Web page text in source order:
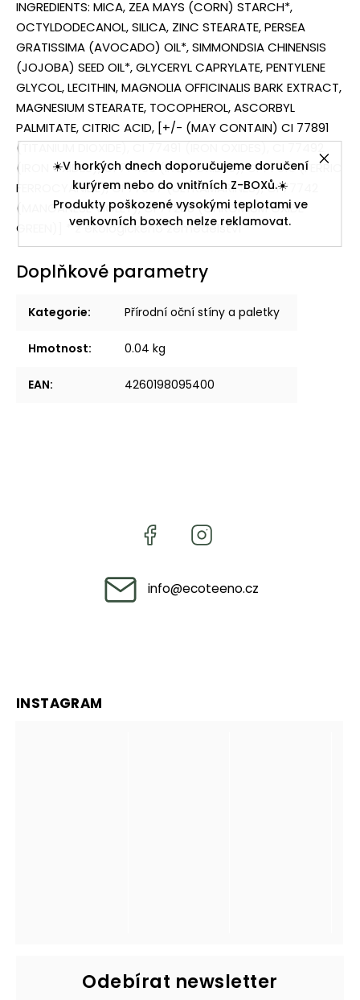
☀️V horkých dnech doporučujeme doručení
kurýrem nebo do vnitřních Z-BOXů.☀️
Produkty poškozené vysokými teplotami ve
venkovních boxech nelze reklamovat.
INGREDIENTS: MICA, ZEA MAYS (CORN) STARCH*,
OCTYLDODECANOL, SILICA, ZINC STEARATE, PERSEA
GRATISSIMA (AVOCADO) OIL*, SIMMONDSIA CHINENSIS
(JOJOBA) SEED OIL*, GLYCERYL CAPRYLATE, PENTYLENE
GLYCOL, LECITHIN, MAGNOLIA OFFICINALIS BARK EXTRACT,
MAGNESIUM STEARATE, TOCOPHEROL, ASCORBYL
PALMITATE, CITRIC ACID, [+/- (MAY CONTAIN) CI 77891
(TITANIUM DIOXIDE), CI 77491 (IRON OXIDES), CI 77492
(IRON OXIDES), CI 77499 (IRON OXIDES), CI 77510 (FERRIC
FERROCYANIDE), CI 77007 (ULTRAMARINES), CI 77742
(MANGANESE VIOLET), CI 77288 (CHROMIUM OXIDE
GREEN)] * z ekologického zemědělství
Doplňkové parametry
Kategorie: Přírodní oční stíny a paletky
Hmotnost: 0.04 kg
EAN: 4260198095400
info@ecoteeno.cz
INSTAGRAM
Odebírat newsletter